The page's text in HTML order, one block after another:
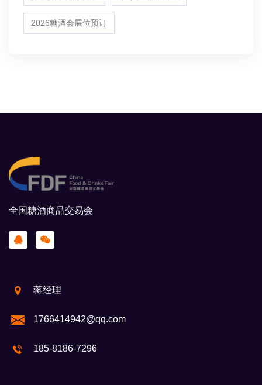
2026糖酒会展位预订
全国糖酒商品交易会
蒋经理
1766414942@qq.com
185-8186-7296